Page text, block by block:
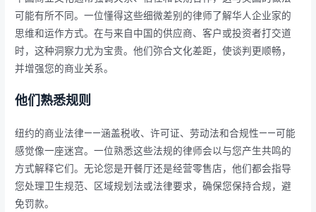
可能有所不同。一位懂得这些细微差别的律师了解华人企业家的
思维和运作方式。在与来自中国的供应商、客户或投资者打交道
时，这种洞察力尤为宝贵。他们弥合文化差距，使谈判更顺畅，
并增强您的商业关系。
他们熟悉规则
纽约的商业法律——涵盖税收、许可证、劳动法和合规性——可能
感觉像一座迷宫。一位熟悉这些法规的律师会以与您产生共鸣的
方式解释它们。无论您是开餐厅还是经营零售店，他们都会指导
您处理卫生规范、区域规划法或法律要求，确保您保持合规，避
免罚款。